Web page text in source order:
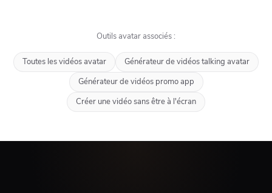
Outils avatar associés :
Toutes les vidéos avatar
Générateur de vidéos talking avatar
Générateur de vidéos promo app
Créer une vidéo sans être à l'écran